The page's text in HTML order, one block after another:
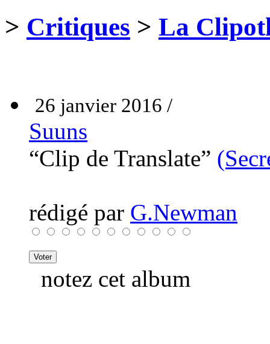
> Critiques > La
26 janvier 2016 /
Suuns
“Clip de Translate”
rédigé par G.Newman
notez cet album